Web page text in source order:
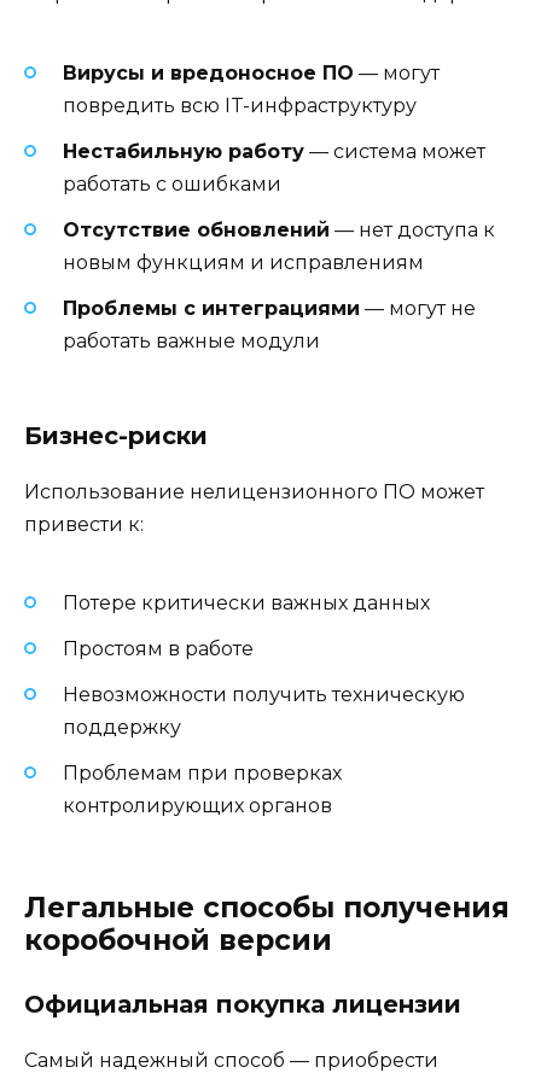
Вирусы и вредоносное ПО — могут
повредить всю IT-инфраструктуру
Нестабильную работу — система может
работать с ошибками
Отсутствие обновлений — нет доступа к
новым функциям и исправлениям
Проблемы с интеграциями — могут не
работать важные модули
Бизнес-риски
Использование нелицензионного ПО может
привести к:
Потере критически важных данных
Простоям в работе
Невозможности получить техническую
поддержку
Проблемам при проверках
контролирующих органов
Легальные способы получения
коробочной версии
Официальная покупка лицензии
Самый надежный способ — приобрести